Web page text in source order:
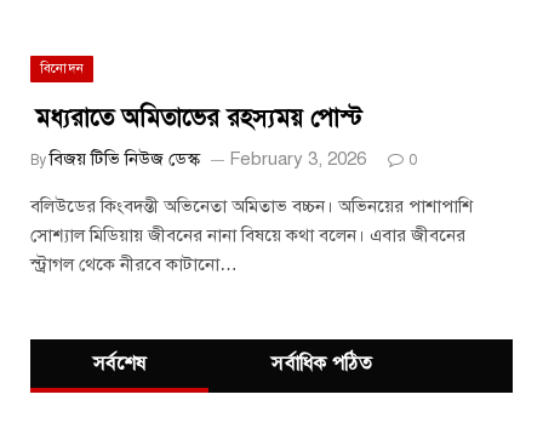
বিনোদন
মধ্যরাতে অমিতাভের রহস্যময় পোস্ট
By বিজয় টিভি নিউজ ডেস্ক February 3, 2026 0
বলিউডের কিংবদন্তী অভিনেতা অমিতাভ বচ্চন। অভিনয়ের পাশাপাশি
সোশ্যাল মিডিয়ায় জীবনের নানা বিষয়ে কথা বলেন। এবার জীবনের
স্ট্রাগল থেকে নীরবে কাটানো…
সর্বশেষ সর্বাধিক পঠিত